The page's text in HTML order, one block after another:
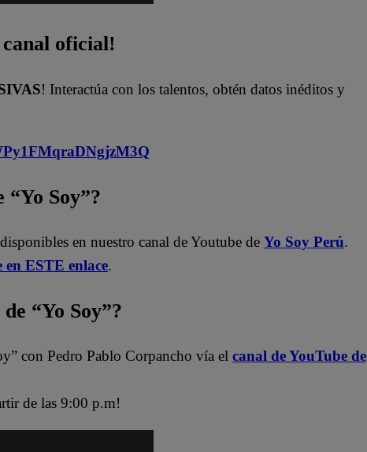
oficial!
! Interactúa con los talentos, obtén datos inéditos y
“Yo Soy”?
en nuestro canal de Youtube de Yo Soy Perú.
ESTE enlace.
“Yo Soy”?
con Pedro Pablo Corpancho vía el canal de YouTube de
de las 9:00 p.m!